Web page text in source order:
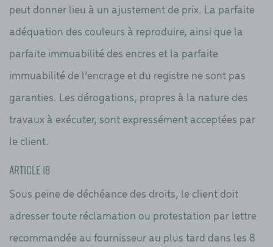
peut donner lieu à un ajustement de prix. La parfaite
adéquation des couleurs à reproduire, ainsi que la
parfaite immuabilité des encres et la parfaite
immuabilité de l’encrage et du registre ne sont pas
garanties. Les dérogations, propres à la nature des
travaux à exécuter, sont expressément acceptées par
le client.
Article 18
Sous peine de déchéance des droits, le client doit
adresser toute réclamation ou protestation par lettre
recommandée au fournisseur au plus tard dans les 8